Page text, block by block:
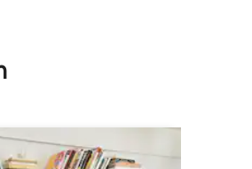
4,86 op 5, 36 recensies